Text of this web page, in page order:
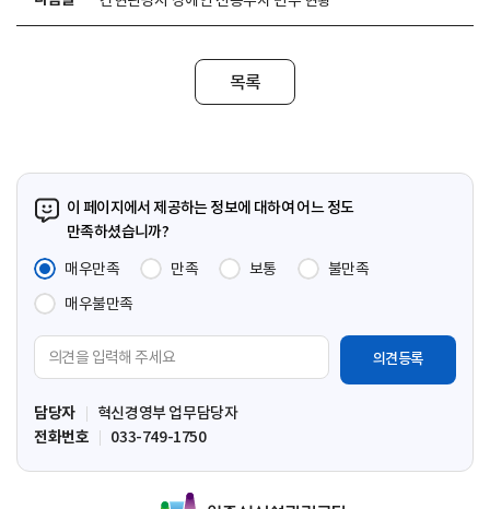
목록
이 페이지에서 제공하는 정보에 대하여 어느 정도
만족하셨습니까?
매우만족
만족 보통
불만족
매우불만족
견
입
력
담당자
혁신경영부 업무담당자
전화번호
033-749-1750